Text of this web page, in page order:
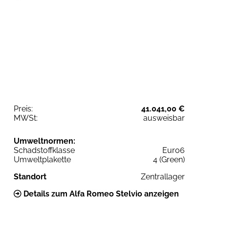
Preis:
41.041,00 €
MWSt:
ausweisbar
Umweltnormen:
Schadstoffklasse
Euro6
Umweltplakette
4 (Green)
Standort
Zentrallager
Details zum Alfa Romeo Stelvio anzeigen